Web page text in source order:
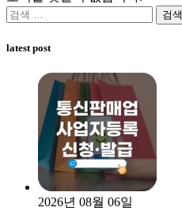
검
latest post
2026년 08월 06일